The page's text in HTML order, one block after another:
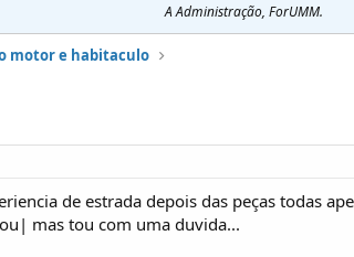
A Administração, ForUMM.
motor e habitaculo
de estrada depois das peças todas
mas tou com uma duvida...